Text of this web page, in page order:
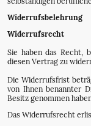
Widerrufsbelehrung
Widerrufsrecht
Sie haben das Recht,
diesen Vertrag zu
Die Widerrufsfrist
von Ihnen benannter
Besitz genommen
Das Widerrufsrecht